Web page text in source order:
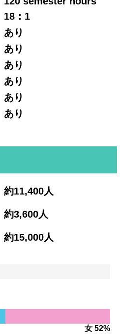
18：1
あり
あり
あり
あり
あり
あり
約11,400人
約3,600人
約15,000人
女 52%